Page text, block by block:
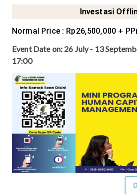
Investasi
Normal Price: Rp26,500,000 +
Event Date on: 26 July - 13
17:00